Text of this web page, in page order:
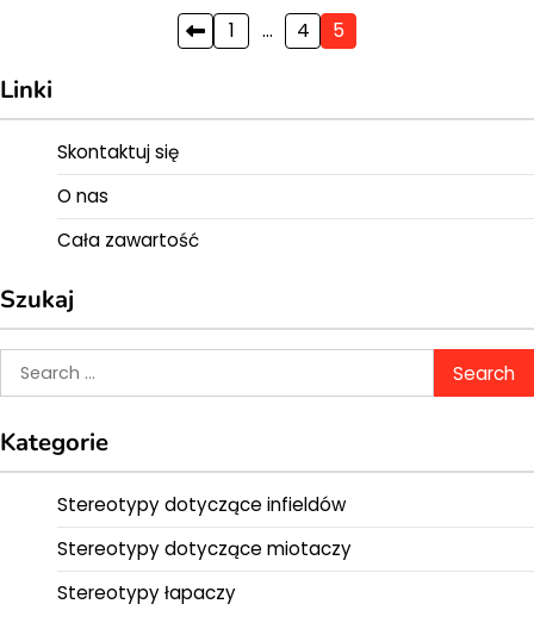
pagination
1 … 4 5
Linki
Skontaktuj się
O nas
Cała zawartość
Szukaj
Search
for:
Kategorie
Stereotypy dotyczące infieldów
Stereotypy dotyczące miotaczy
Stereotypy łapaczy